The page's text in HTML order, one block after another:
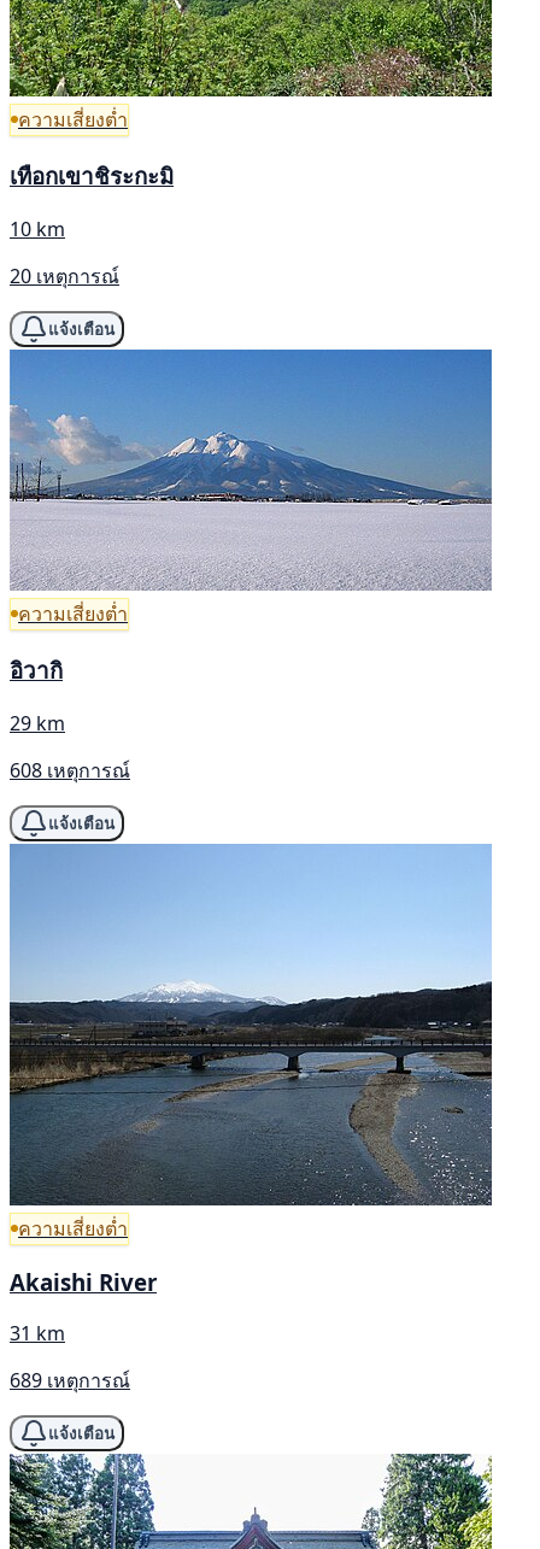
ความเสี่ยงต่ำ
เทือกเขาชิระกะมิ
10 km
20 เหตุการณ์
แจ้งเตือน
ความเสี่ยงต่ำ
อิวากิ
29 km
608 เหตุการณ์
แจ้งเตือน
ความเสี่ยงต่ำ
Akaishi River
31 km
689 เหตุการณ์
แจ้งเตือน